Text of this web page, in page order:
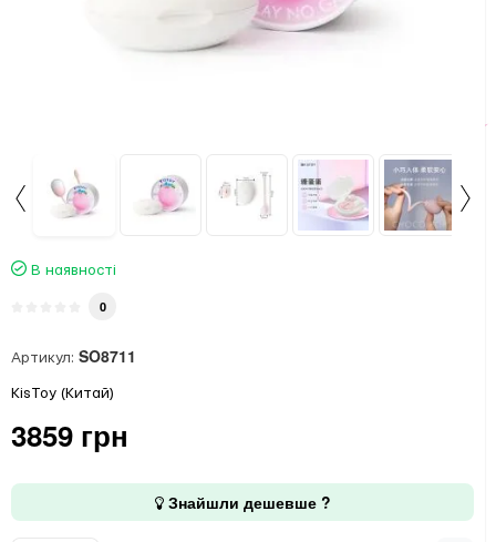
В наявності
0
Артикул: SO8711
KisToy (Китай)
3859 грн
Знайшли дешевше ?